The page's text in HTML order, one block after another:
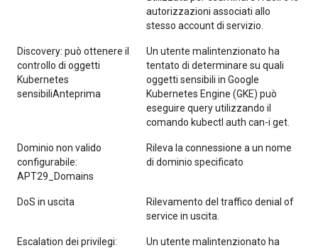
autorizzazioni associati allo
stesso account di servizio.
Discovery: può ottenere il
controllo di oggetti
Kubernetes
sensibiliAnteprima
Un utente malintenzionato ha
tentato di determinare su quali
oggetti sensibili in Google
Kubernetes Engine (GKE) può
eseguire query utilizzando il
comando kubectl auth can-i get.
Dominio non valido
configurabile:
APT29_Domains
Rileva la connessione a un nome
di dominio specificato
DoS in uscita
Rilevamento del traffico denial of
service in uscita.
Escalation dei privilegi:
Un utente malintenzionato ha